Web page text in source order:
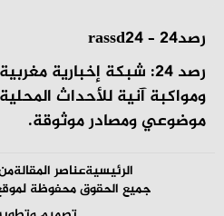
رصد24 – rassd24
رصد 24: شبكة إخبارية
ومواكبة آنية للأحداث
موضوعي ومصادر موثوقة.
الرئيسيةعناصر المقالة
جميع الحقوق محفوظة لموقع